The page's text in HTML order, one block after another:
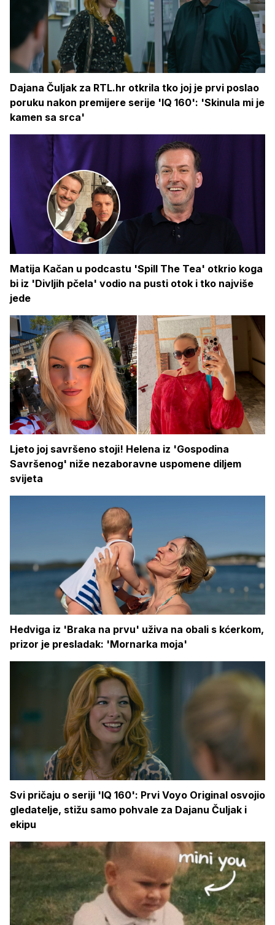
Dajana Čuljak za RTL.hr otkrila tko joj je prvi poslao
poruku nakon premijere serije 'IQ 160': 'Skinula mi je
kamen sa srca'
Matija Kačan u podcastu 'Spill The Tea' otkrio koga
bi iz 'Divljih pčela' vodio na pusti otok i tko najviše
jede
Ljeto joj savršeno stoji! Helena iz 'Gospodina
Savršenog' niže nezaboravne uspomene diljem
svijeta
Hedviga iz 'Braka na prvu' uživa na obali s kćerkom,
prizor je presladak: 'Mornarka moja'
Svi pričaju o seriji 'IQ 160': Prvi Voyo Original osvojio
gledatelje, stižu samo pohvale za Dajanu Čuljak i
ekipu